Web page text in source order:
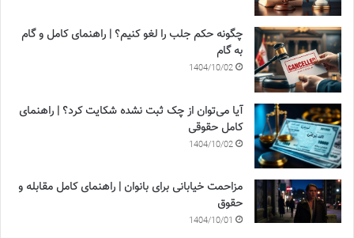
چگونه حکم جلب را لغو کنیم؟ | راهنمای کامل و گام
به گام
1404/10/02
آیا می‌توان از چک ثبت نشده شکایت کرد؟ | راهنمای
کامل حقوقی
1404/10/02
مزاحمت خیابانی برای بانوان | راهنمای کامل مقابله و
حقوق
1404/10/01